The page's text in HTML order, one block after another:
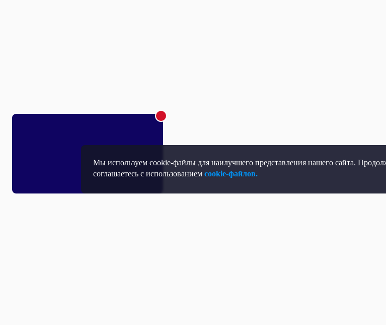
Мы используем cookie-файлы для наилучшего представления нашего сайта.
соглашаетесь с использованиемcookie-файлов.